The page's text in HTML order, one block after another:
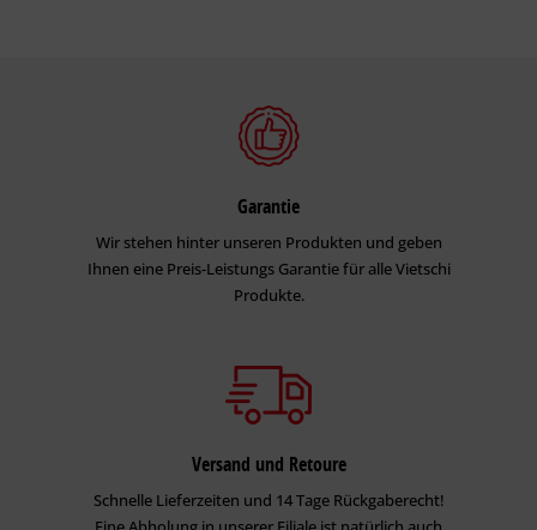
Garantie
Wir stehen hinter unseren Produkten und geben
Ihnen eine Preis-Leistungs Garantie für alle Vietschi
Produkte.
Versand und Retoure
Schnelle Lieferzeiten und 14 Tage Rückgaberecht!